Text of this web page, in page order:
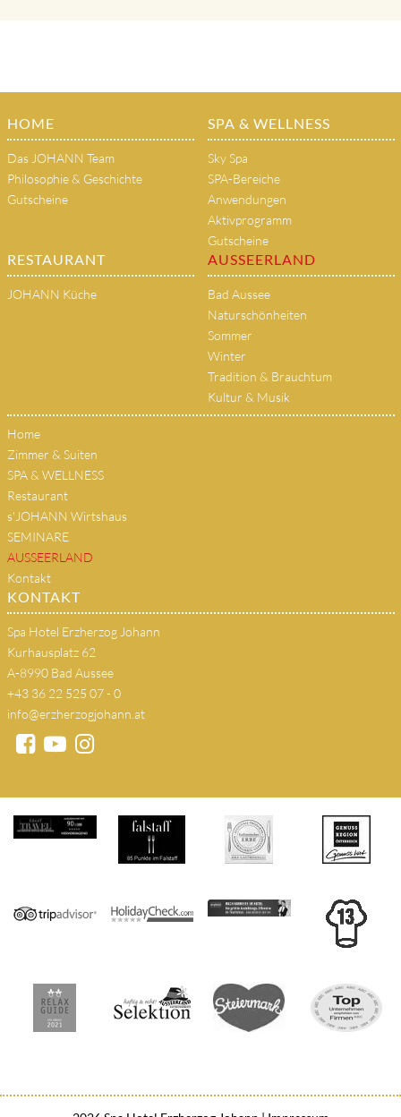
HOME
Das JOHANN Team
Philosophie & Geschichte
Gutscheine
SPA & WELLNESS
Sky Spa
SPA-Bereiche
Anwendungen
Aktivprogramm
Gutscheine
RESTAURANT
JOHANN Küche
AUSSEERLAND
Bad Aussee
Naturschönheiten
Sommer
Winter
Tradition & Brauchtum
Kultur & Musik
Home
Zimmer & Suiten
SPA & WELLNESS
Restaurant
s'JOHANN Wirtshaus
SEMINARE
AUSSEERLAND
Kontakt
KONTAKT
Spa Hotel Erzherzog Johann
Kurhausplatz 62
A-8990 Bad Aussee
+43 36 22 525 07 - 0
info@erzherzogjohann.at